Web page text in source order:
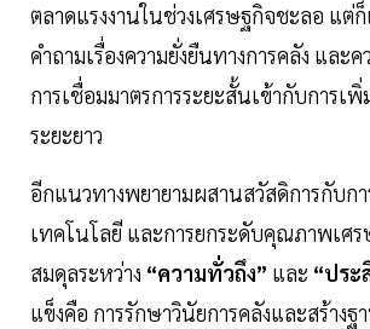
ตลาดแรงงานในช่วงเศรษฐกิจชะลอ แต่
คำถามเรื่องความยั่งยืนทางการคลัง และค
การเชื่อมมาตรการระยะสั้นเข้ากับการเ
ระยะยาว
อีกแนวทางพยายามผสานสวัสดิการกับก
เทคโนโลยี และการยกระดับคุณภาพเศร
สมดุลระหว่าง “ความทั่วถึง” และ “ปร
แข็งคือ การรักษาวินัยการคลังและสร้างฐ